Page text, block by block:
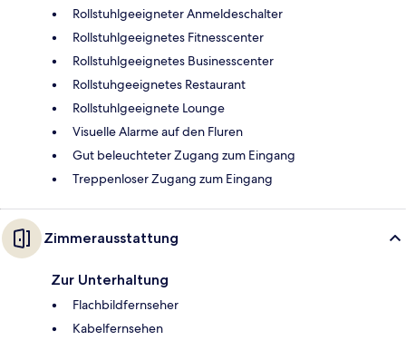
Rollstuhlgeeigneter Anmeldeschalter
Rollstuhlgeeignetes Fitnesscenter
Rollstuhlgeeignetes Businesscenter
Rollstuhgeeignetes Restaurant
Rollstuhlgeeignete Lounge
Visuelle Alarme auf den Fluren
Gut beleuchteter Zugang zum Eingang
Treppenloser Zugang zum Eingang
Zimmerausstattung
Zur Unterhaltung
Flachbildfernseher
Kabelfernsehen